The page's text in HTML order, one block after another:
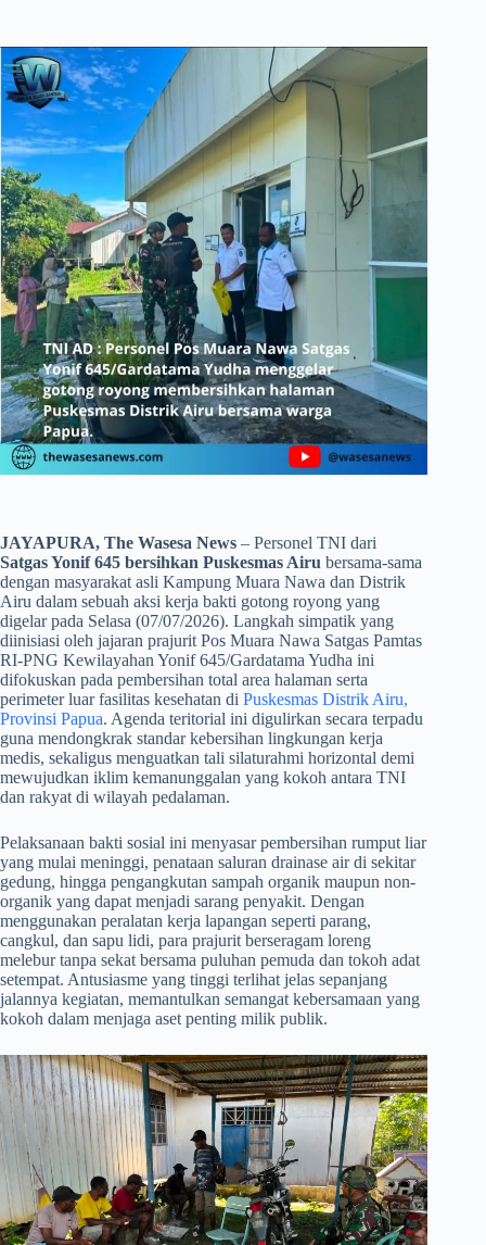
JAYAPURA, The Wasesa News – Personel TNI dari
Satgas Yonif 645 bersihkan Puskesmas Airu bersama-sama
dengan masyarakat asli Kampung Muara Nawa dan Distrik
Airu dalam sebuah aksi kerja bakti gotong royong yang
digelar pada Selasa (07/07/2026). Langkah simpatik yang
diinisiasi oleh jajaran prajurit Pos Muara Nawa Satgas Pamtas
RI-PNG Kewilayahan Yonif 645/Gardatama Yudha ini
difokuskan pada pembersihan total area halaman serta
perimeter luar fasilitas kesehatan di Puskesmas Distrik Airu,
Provinsi Papua. Agenda teritorial ini digulirkan secara terpadu
guna mendongkrak standar kebersihan lingkungan kerja
medis, sekaligus menguatkan tali silaturahmi horizontal demi
mewujudkan iklim kemanunggalan yang kokoh antara TNI
dan rakyat di wilayah pedalaman.
​Pelaksanaan bakti sosial ini menyasar pembersihan rumput liar
yang mulai meninggi, penataan saluran drainase air di sekitar
gedung, hingga pengangkutan sampah organik maupun non-
organik yang dapat menjadi sarang penyakit. Dengan
menggunakan peralatan kerja lapangan seperti parang,
cangkul, dan sapu lidi, para prajurit berseragam loreng
melebur tanpa sekat bersama puluhan pemuda dan tokoh adat
setempat. Antusiasme yang tinggi terlihat jelas sepanjang
jalannya kegiatan, memantulkan semangat kebersamaan yang
kokoh dalam menjaga aset penting milik publik.